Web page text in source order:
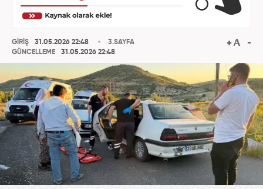
GİRİŞ
31.05.2026 22:48
GÜNCELLEME
31.05.2026 22:48
3.SAYFA